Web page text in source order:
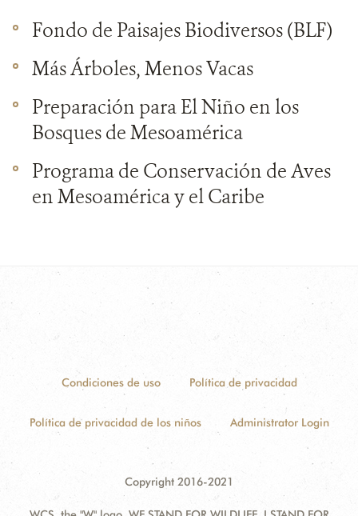
Fondo de Paisajes Biodiversos (BLF)
Más Árboles, Menos Vacas
Preparación para El Niño en los
Bosques de Mesoamérica
Programa de Conservación de Aves
en Mesoamérica y el Caribe
Condiciones de uso Política de privacidad
Política de privacidad de los niños Administrator Login
Copyright 2016-2021